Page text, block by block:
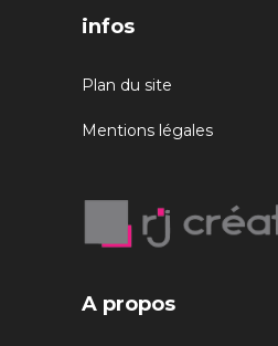
infos
Plan du site
Mentions légales
A propos